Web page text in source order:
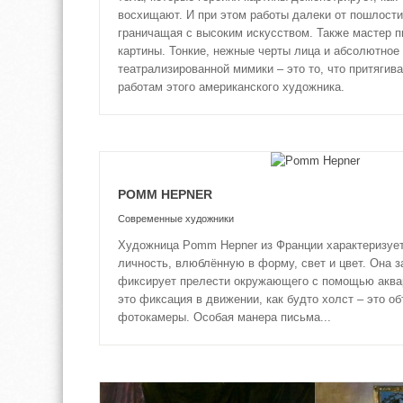
восхищают. И при этом работы далеки от
граничащая с высоким искусством. Также мастер
картины. Тонкие, нежные черты лица и абсолютное
театрализированной мимики – это то, что
работам этого американского художника.
POMM HEPNER
Современные художники
Художница Pomm Hepner из Франции
личность, влюблённую в форму, свет и цвет. Она
фиксирует прелести окружающего с помощью
это фиксация в движении, как будто холст – это
фотокамеры. Особая манера письма...